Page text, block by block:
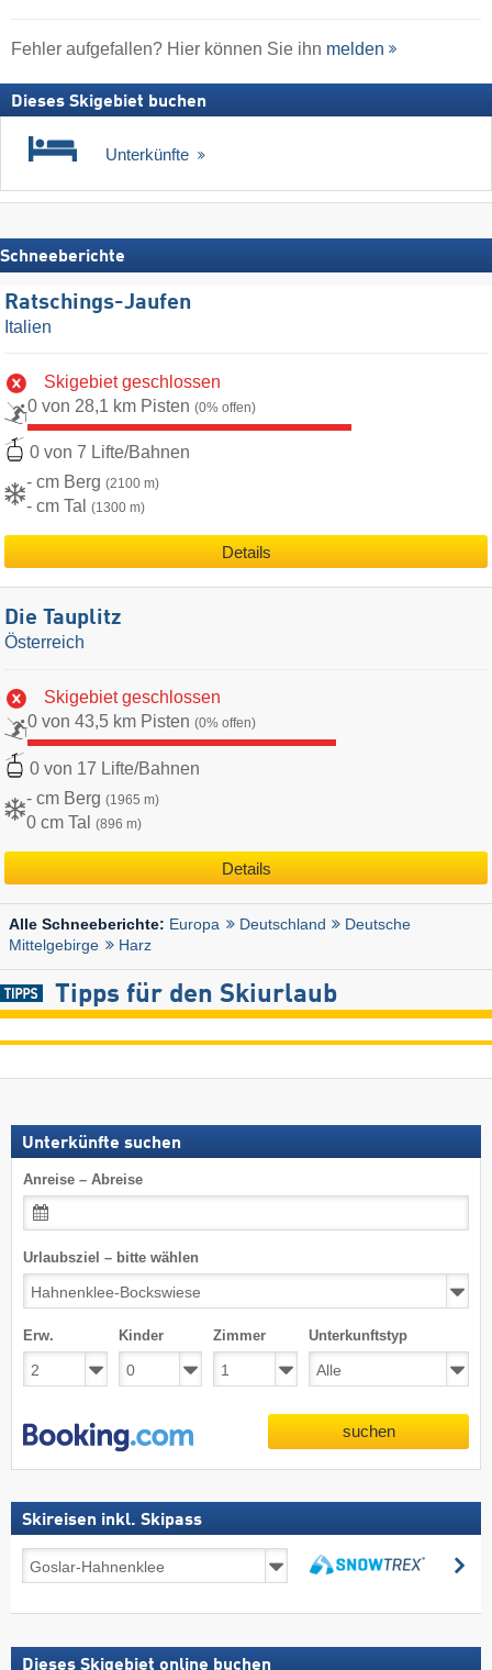
Fehler aufgefallen? Hier können Sie ihn melden
Dieses Skigebiet buchen
Unterkünfte
Schneeberichte
Ratschings-Jaufen
Italien
Skigebiet geschlossen
0 von 28,1 km Pisten (0% offen)
0 von 7 Lifte/Bahnen
- cm Berg (2100 m)
- cm Tal (1300 m)
Details
Die Tauplitz
Österreich
Skigebiet geschlossen
0 von 43,5 km Pisten (0% offen)
0 von 17 Lifte/Bahnen
- cm Berg (1965 m)
0 cm Tal (896 m)
Details
Alle Schneeberichte: Europa Deutschland
Deutsche
Mittelgebirge
Harz
Tipps für den Skiurlaub
Unterkünfte suchen
Anreise – Abreise
Urlaubsziel – bitte wählen
Erw. Kinder Zimmer Unterkunftstyp
suchen
Skireisen inkl. Skipass
inkl.
Dieses Skigebiet online buchen